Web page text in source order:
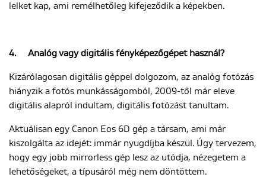
lelket kap, ami remélhetőleg kifejeződik a képekben.
4. Analóg vagy digitális fényképezőgépet használ?
Kizárólagosan digitális géppel dolgozom, az analóg fotózás
hiányzik a fotós munkásságomból, 2009-től már eleve
digitális alapról indultam, digitális fotózást tanultam.
Aktuálisan egy Canon Eos 6D gép a társam, ami már
kiszolgálta az idejét: immár nyugdíjba készül. Úgy tervezem,
hogy egy jobb mirrorless gép lesz az utódja, nézegetem a
lehetőségeket, a típusáról még nem döntöttem.